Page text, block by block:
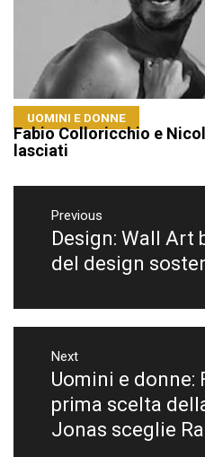
UOMINI E DONNE
Fabio Colloricchio e
lasciati
Navigazione
articoli
Previous
Previous
post:
Design: Wall Art
del design
Next
Next
post:
Uomini e donne:
prima scelta
Jonas sceglie